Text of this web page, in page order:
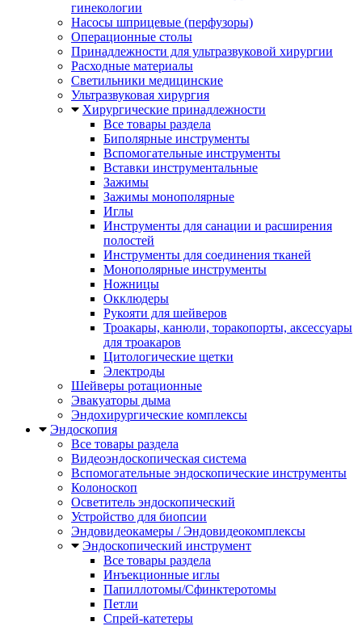
гинекологии
Насосы шприцевые (перфузоры)
Операционные столы
Принадлежности для ультразвуковой хирургии
Расходные материалы
Светильники медицинские
Ультразвуковая хирургия
Хирургические принадлежности
Все товары раздела
Биполярные инструменты
Вспомогательные инструменты
Вставки инструментальные
Зажимы
Зажимы монополярные
Иглы
Инструменты для санации и расширения
полостей
Инструменты для соединения тканей
Монополярные инструменты
Ножницы
Окклюдеры
Рукояти для шейверов
Троакары, канюли, торакопорты, аксессуары
для троакаров
Цитологические щетки
Электроды
Шейверы ротационные
Эвакуаторы дыма
Эндохирургические комплексы
Эндоскопия
Все товары раздела
Видеоэндоскопическая система
Вспомогательные эндоскопические инструменты
Колоноскоп
Осветитель эндоскопический
Устройство для биопсии
Эндовидеокамеры / Эндовидеокомплексы
Эндоскопический инструмент
Все товары раздела
Инъекционные иглы
Папиллотомы/Сфинктеротомы
Петли
Спрей-катетеры